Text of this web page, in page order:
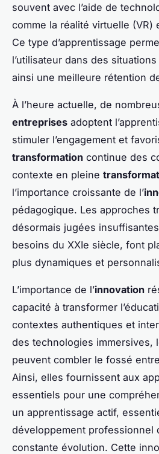
souvent avec l’aide de
comme la réalité virtuelle (VR)
Ce type d’apprentissage
l’utilisateur dans des
ainsi une meilleure rétention
À l’heure actuelle, de
entreprises adoptent
stimuler l’engagement et
transformation continue des
contexte en pleine
l’importance croissante de l’
pédagogique. Les approches
désormais jugées
besoins du XXIe siècle, font
plus dynamiques et
L’importance de l’innovation
capacité à transformer
contextes authentiques et
des technologies immersives,
peuvent combler le fossé
Ainsi, elles fournissent aux
essentiels pour une
un apprentissage actif,
développement professionnel
constante évolution. Cette